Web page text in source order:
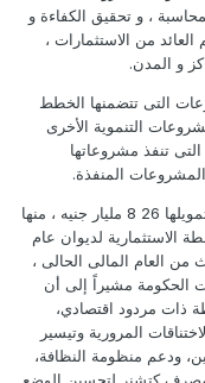
، و تحقيق الكفاءة و
من الاستثمارات ،
و المدن.
التى تتضمنها الخطط
التنموية الأخرى
تنفذ مشروعاتها
المنفذة.
وأوضح شعراوى، أن خطة عام 2021/2022 يبلغ تمويلها 26 8 مليار جنيه ، منها
الاستثمارية لديوان عام
الثالث من العام المالى الحالى ،
الحكومة مشيراً إلى أن
مردود اقتصادي،
المرورية وتيسير
ودعم منظومة النظافة،